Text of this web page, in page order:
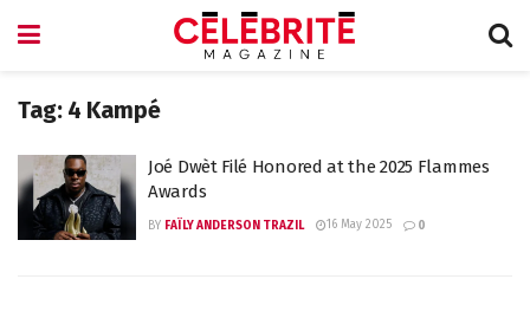
Tag: 4 Kampé
Joé Dwèt Filé Honored at the 2025 Flammes
Awards
BY FAÏLY ANDERSON TRAZIL 16 May 2025 0